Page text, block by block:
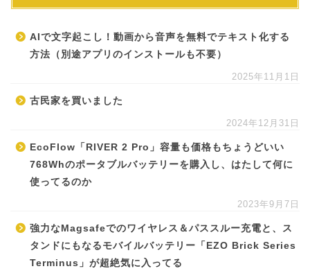
AIで文字起こし！動画から音声を無料でテキスト化する
方法（別途アプリのインストールも不要）
2025年11月1日
古民家を買いました
2024年12月31日
EcoFlow「RIVER 2 Pro」容量も価格もちょうどいい
768Whのポータブルバッテリーを購入し、はたして何に
使ってるのか
2023年9月7日
強力なMagsafeでのワイヤレス＆パススルー充電と、ス
タンドにもなるモバイルバッテリー「EZO Brick Series
Terminus」が超絶気に入ってる